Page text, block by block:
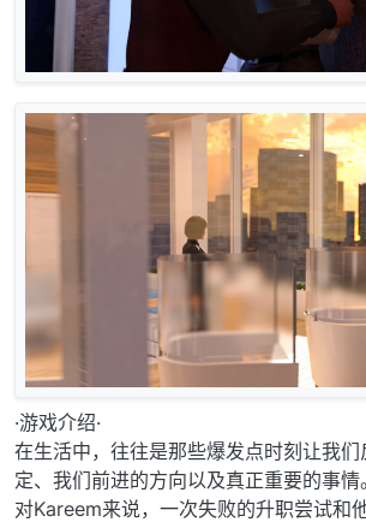
·游戏介绍·
在生活中，往往是那些爆发点时刻让我
定、我们前进的方向以及真正重要的事情。
对Kareem来说，一次失败的升职尝试和